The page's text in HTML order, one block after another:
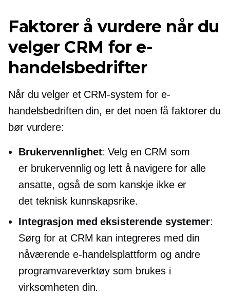
Faktorer å vurdere når du
velger CRM for e-
handelsbedrifter
Når du velger et CRM-system for e-
handelsbedriften din, er det noen få faktorer du
bør vurdere:
Brukervennlighet: Velg en CRM som
er brukervennlig og lett å navigere for alle
ansatte, også de som kanskje ikke er
det teknisk kunnskapsrike.
Integrasjon med eksisterende systemer:
Sørg for at CRM kan integreres med din
nåværende e-handelsplattform og andre
programvareverktøy som brukes i
virksomheten din.